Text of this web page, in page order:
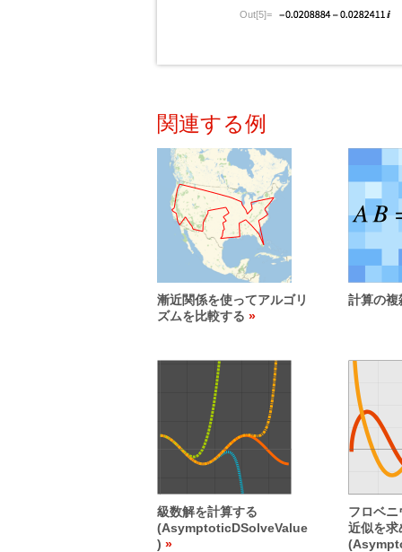
Out[5]=
関連する例
漸近関係を使ってアルゴリ
ズムを比較する
計算の複
級数解を計算する
(AsymptoticDSolveValue
)
フロベ
近似を求